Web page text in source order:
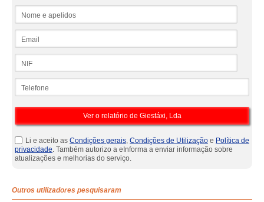
Li e aceito as Condições gerais, Condições de Utilização e Política de
privacidade. Também autorizo a eInforma a enviar informação sobre
atualizações e melhorias do serviço.
Outros utilizadores pesquisaram